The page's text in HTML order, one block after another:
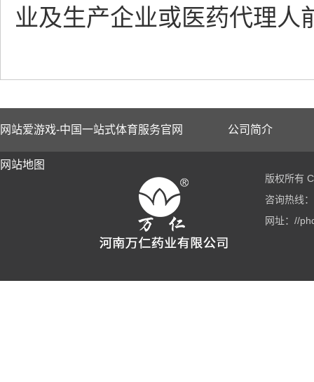
业及生产企业或医药代理人
网站爱游戏-中国一站式体育服务官网 公司简介
网站地图
版权所有
咨询热线
网址：//